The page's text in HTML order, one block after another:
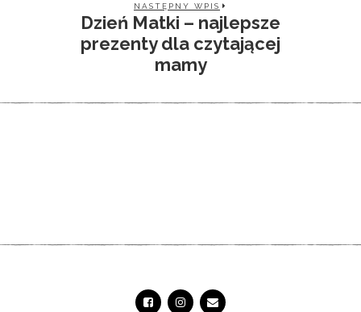
NASTĘPNY WPIS
Dzień Matki – najlepsze
prezenty dla czytającej
mamy